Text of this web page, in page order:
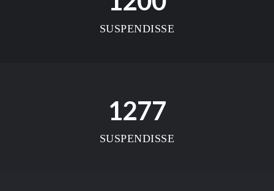
SUSPENDISSE
1277
SUSPENDISSE